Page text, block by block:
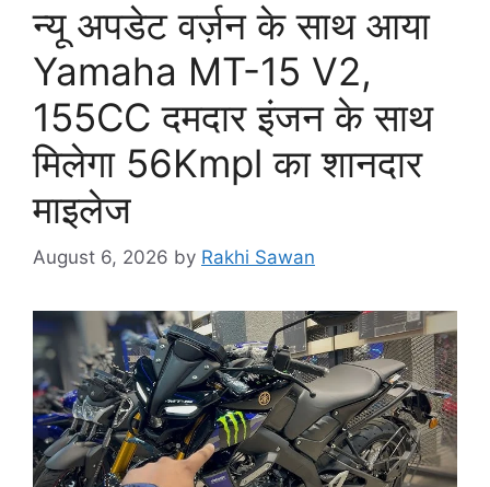
न्यू अपडेट वर्ज़न के साथ आया
Yamaha MT-15 V2,
155CC दमदार इंजन के साथ
मिलेगा 56Kmpl का शानदार
माइलेज
August 6, 2026 by Rakhi Sawan